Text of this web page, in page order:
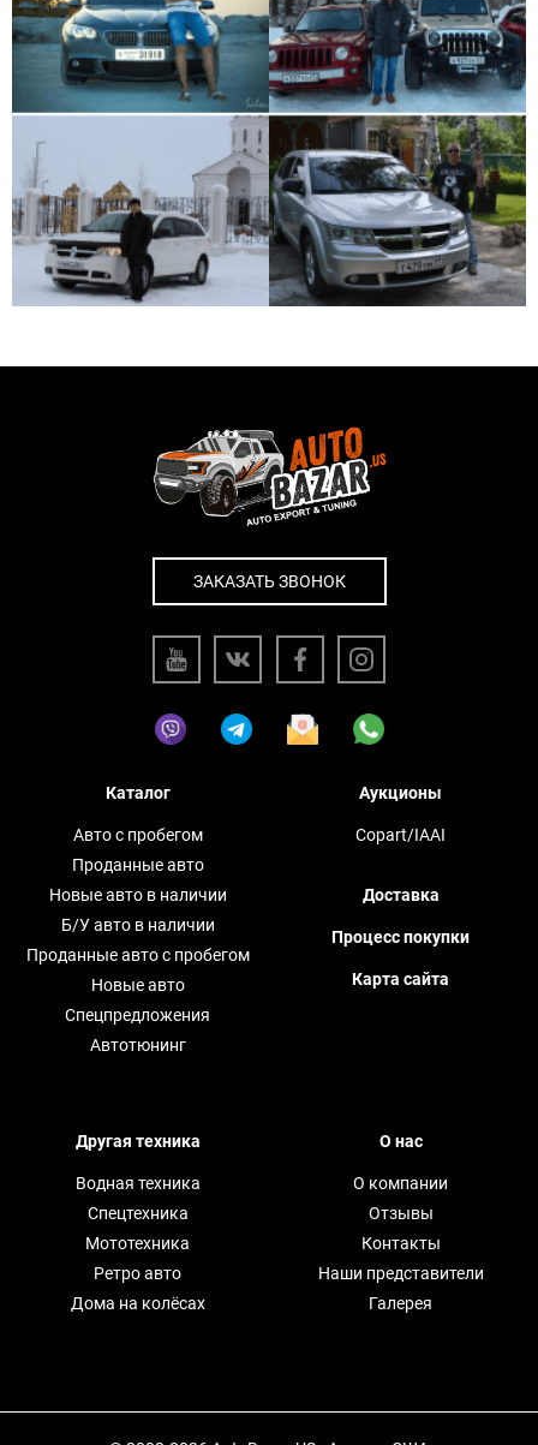
ЗАКАЗАТЬ ЗВОНОК
Каталог
Авто с пробегом
Проданные авто
Новые авто в наличии
Б/У авто в наличии
Проданные авто с пробегом
Новые авто
Спецпредложения
Автотюнинг
Аукционы
Copart/IAAI
Доставка
Процесс покупки
Карта сайта
Другая техника
Водная техника
Спецтехника
Мототехника
Ретро авто
Дома на колёсах
О нас
О компании
Отзывы
Контакты
Наши представители
Галерея